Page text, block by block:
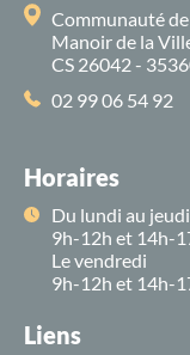
Communauté
Manoir de la
CS 26042 -
02 99 06 54 92
Horaires
Du lundi au jeudi
9h-12h et 14h-
Le vendredi
9h-12h et 14h-
Liens